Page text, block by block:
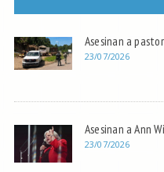
Asesinan a
23/07/2026
Asesinan a Ann
23/07/2026